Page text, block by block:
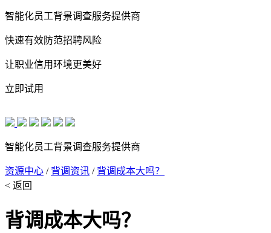
智能化员工背景调查服务提供商
快速有效防范招聘风险
让职业信用环境更美好
立即试用
智能化员工背景调查服务提供商
资源中心 / 背调资讯 / 背调成本大吗？
< 返回
背调成本大吗？